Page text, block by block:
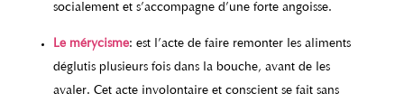
socialement et s’accompagne d’une forte angoisse.
Le mérycisme: est l’acte de faire remonter les aliments
déglutis plusieurs fois dans la bouche, avant de les
avaler. Cet acte involontaire et conscient se fait sans